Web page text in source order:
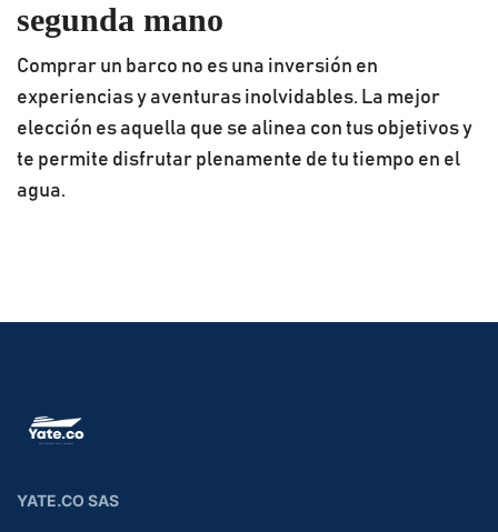
segunda mano
Comprar un barco no es una inversión en
experiencias y aventuras inolvidables. La mejor
elección es aquella que se alinea con tus objetivos y
te permite disfrutar plenamente de tu tiempo en el
agua.
YATE.CO SAS